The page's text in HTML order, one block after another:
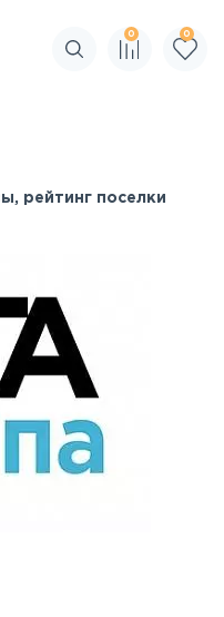
Поиск по сайту
0 0
рейтинг поселки